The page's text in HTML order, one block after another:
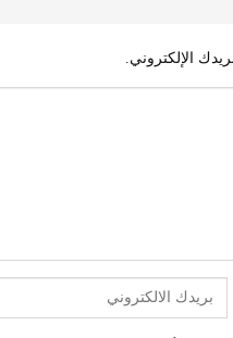
الإلكتروني.